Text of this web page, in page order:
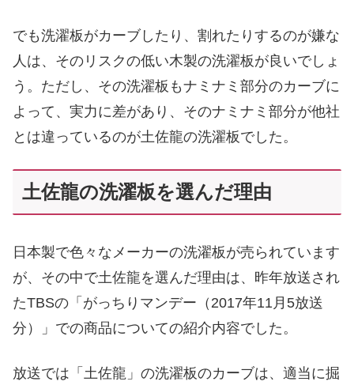
でも洗濯板がカーブしたり、割れたりするのが嫌な
人は、そのリスクの低い木製の洗濯板が良いでしょ
う。ただし、その洗濯板もナミナミ部分のカーブに
よって、実力に差があり、そのナミナミ部分が他社
とは違っているのが土佐龍の洗濯板でした。
土佐龍の洗濯板を選んだ理由
日本製で色々なメーカーの洗濯板が売られています
が、その中で土佐龍を選んだ理由は、昨年放送され
たTBSの「がっちりマンデー（2017年11月5放送
分）」での商品についての紹介内容でした。
放送では「土佐龍」の洗濯板のカーブは、適当に掘